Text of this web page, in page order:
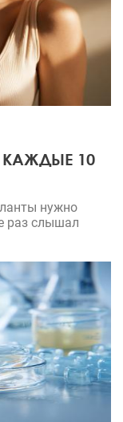
10
нужно
раз слышал